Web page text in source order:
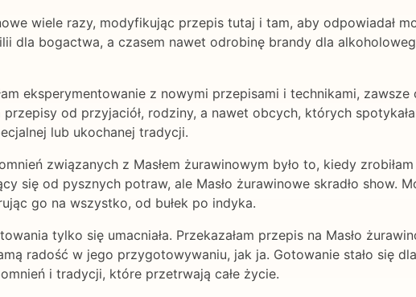
wiele razy, modyfikując przepis tutaj i tam, aby odpowiadał
dla bogactwa, a czasem nawet odrobinę brandy dla
eksperymentowanie z nowymi przepisami i technikami,
przepisy od przyjaciół, rodziny, a nawet obcych, których
lub ukochanej tradycji.
związanych z Masłem żurawinowym było to, kiedy
się od pysznych potraw, ale Masło żurawinowe skradło show.
go na wszystko, od bułek po indyka.
tylko się umacniała. Przekazałam przepis na Masło
radość w jego przygotowywaniu, jak ja. Gotowanie stało się
i tradycji, które przetrwają całe życie.